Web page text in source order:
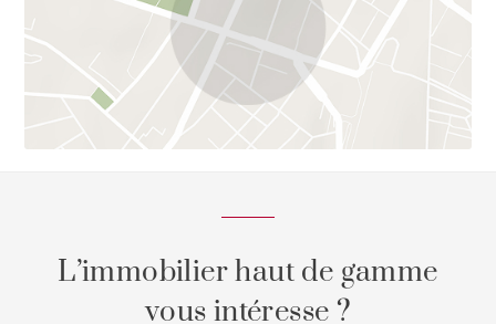
L’immobilier haut de gamme
vous intéresse ?